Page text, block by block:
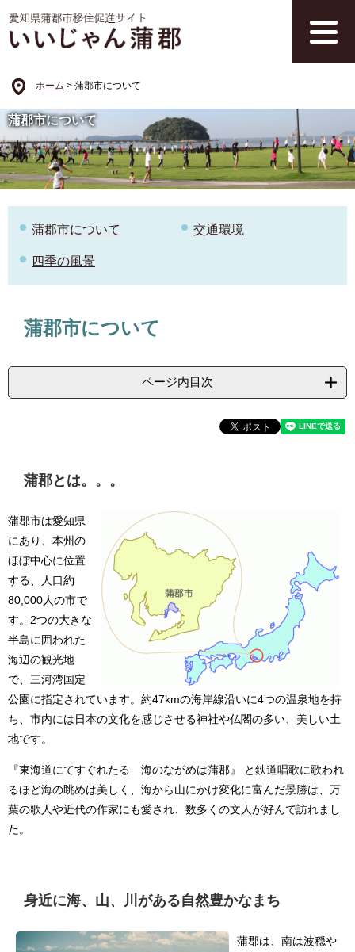
ー
ジ
で
す
。
ニ
ュ
ば
し
て
本
文
へ
ホーム > 蒲郡市について
蒲郡市について
蒲郡市について 交通環境
四季の風景
蒲郡市について
ページ内目次
蒲郡とは。。。
蒲郡市は愛知県
にあり、本州の
ほぼ中心に位置
する、人口約
80,000人の市で
す。2つの大きな
半島に囲われた
海辺の観光地
で、三河湾国定
公園に指定されています。約47kmの海岸線沿いに4つの温泉地を持
ち、市内には日本の文化を感じさせる神社や仏閣の多い、美しい土
地です。
『東海道にてすぐれたる 海のながめは蒲郡』 と鉄道唱歌に歌われ
るほど海の眺めは美しく、海から山にかけ変化に富んだ景勝は、万
葉の歌人や近代の作家にも愛され、数多くの文人が好んで訪れまし
た。
身近に海、山、川がある自然豊かなまち
蒲郡は、南は波穏や